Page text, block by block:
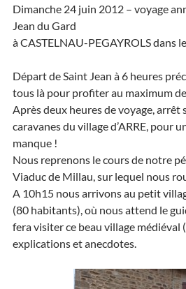
Dimanche 24 juin 2012 – voyage
Jean du Gard
à CASTELNAU-PEGAYROLS dans
Départ de Saint Jean à 6 heures
tous là pour profiter au maximum
Après deux heures de voyage, arrêt
caravanes du village d’ARRE, pour
manque !
Nous reprenons le cours de notre
Viaduc de Millau, sur lequel nous
A 10h15 nous arrivons au petit
(80 habitants), où nous attend le
fera visiter ce beau village médiéval
explications et anecdotes.